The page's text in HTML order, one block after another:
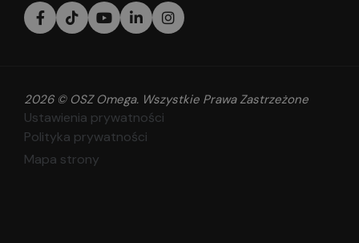
2026 © OSZ Omega. Wszystkie Prawa Zastrzeżone
Ustawienia prywatności
Polityka prywatności
Mapa strony